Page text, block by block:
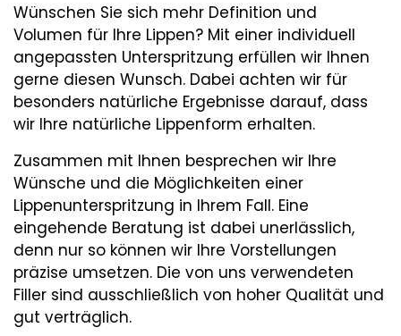
Wünschen Sie sich mehr Definition und
Volumen für Ihre Lippen? Mit einer individuell
angepassten Unterspritzung erfüllen wir Ihnen
gerne diesen Wunsch. Dabei achten wir für
besonders natürliche Ergebnisse darauf, dass
wir Ihre natürliche Lippenform erhalten.
Zusammen mit Ihnen besprechen wir Ihre
Wünsche und die Möglichkeiten einer
Lippenunterspritzung in Ihrem Fall. Eine
eingehende Beratung ist dabei unerlässlich,
denn nur so können wir Ihre Vorstellungen
präzise umsetzen. Die von uns verwendeten
Filler sind ausschließlich von hoher Qualität und
gut verträglich.